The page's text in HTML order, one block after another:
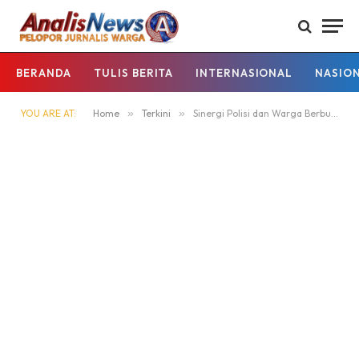
BERANDA TULIS BERITA INTERNASIONAL
YOU ARE AT: Home » Terkini » Sinergi Polisi dan Warga Berbuah Hasil, Pelaku Pencurian Sepeda Motor di Cikeusik Ditangkap